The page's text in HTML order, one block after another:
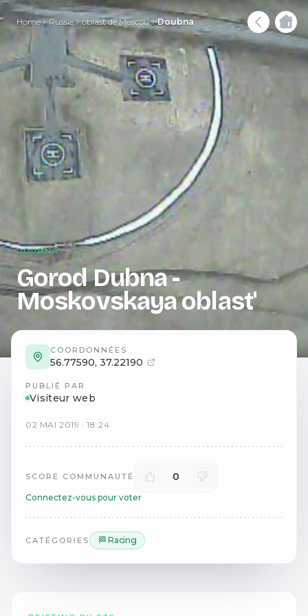
Home Russie oblast de Moscou Doubna
DOUBNA
Gorod Dubna -
Moskovskaya oblast'
COORDONNÉES
56.77590, 37.22190
PUBLIÉ PAR
Visiteur web
02 MAI 2019 ·18:24
SCORE COMMUNAUTÉ 0
Connectez-vous pour voter
CATÉGORIES 🏁 Racing